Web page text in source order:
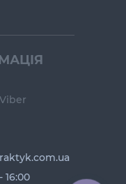
Viber
16:00